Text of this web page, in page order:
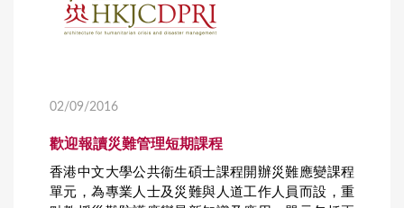
02/09/2016
歡迎報讀災難管理短期課程
香港中文大學公共衞生碩士課程開辦災難應變課程
單元，為專業人士及災難與人道工作人員而設，重